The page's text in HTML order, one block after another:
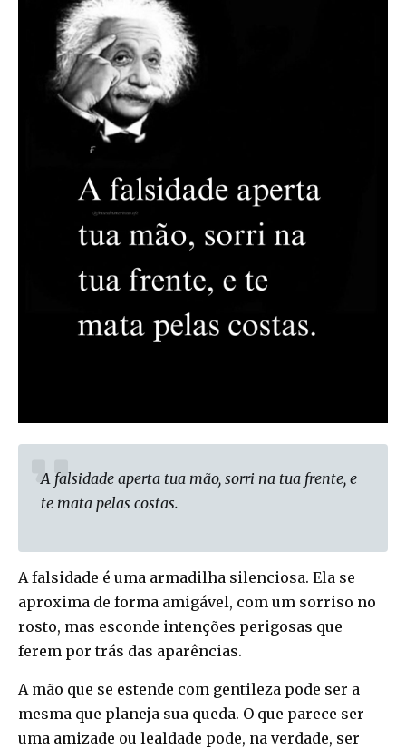
A falsidade aperta tua mão, sorri na tua frente, e
te mata pelas costas.
A falsidade é uma armadilha silenciosa. Ela se
aproxima de forma amigável, com um sorriso no
rosto, mas esconde intenções perigosas que
ferem por trás das aparências.
A mão que se estende com gentileza pode ser a
mesma que planeja sua queda. O que parece ser
uma amizade ou lealdade pode, na verdade, ser